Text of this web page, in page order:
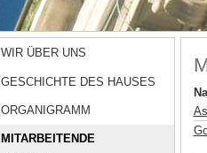
WIR ÜBER UNS
GESCHICHTE DES HAUSES
ORGANIGRAMM
MITARBEITENDE